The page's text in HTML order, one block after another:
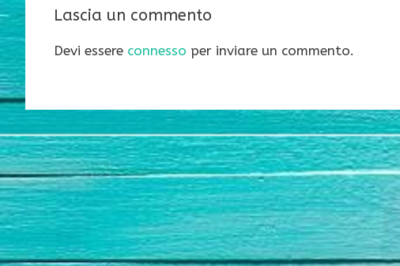
Lascia un commento
Devi essere connesso per inviare un commento.